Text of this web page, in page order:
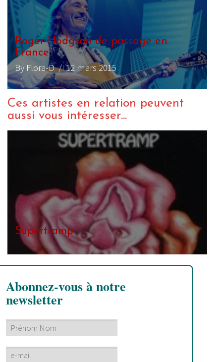
Roger Hodgson de passage en
France
By Flora-D/ 12 mars 2015
Ces artistes en relation peuvent
aussi vous intéresser...
Supertramp
Abonnez-vous à notre
newsletter